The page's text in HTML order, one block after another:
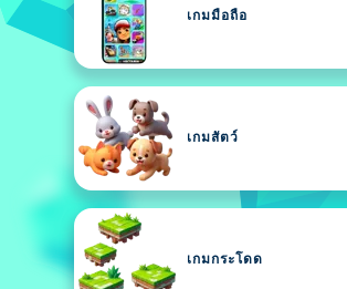
เกมมือถือ
เกมสัตว์
เกมกระโดด